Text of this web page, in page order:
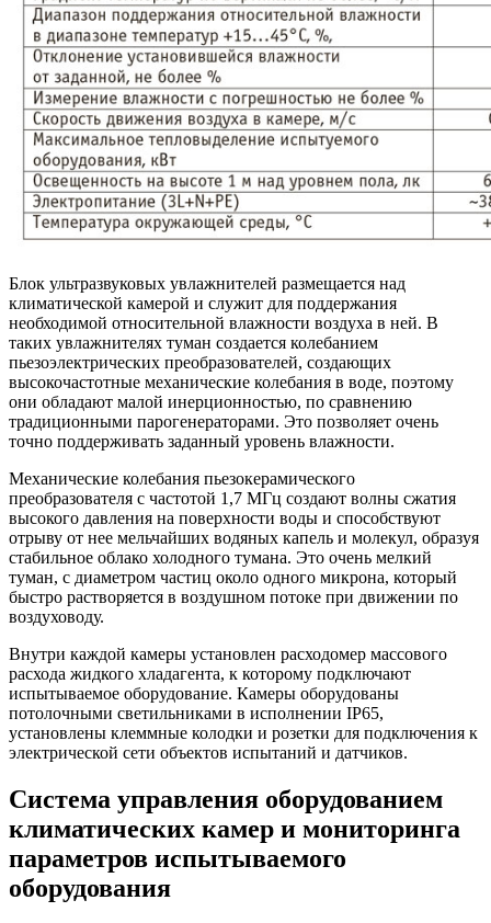
Блок ультразвуковых увлажнителей размещается над
климатической камерой и служит для поддержания
необходимой относительной влажности воздуха в ней. В
таких увлажнителях туман создается колебанием
пьезоэлектрических преобразователей, создающих
высокочастотные механические колебания в воде, поэтому
они обладают малой инерционностью, по сравнению
традиционными парогенераторами. Это позволяет очень
точно поддерживать заданный уровень влажности.
Механические колебания пьезокерамического
преобразователя с частотой 1,7 МГц создают волны сжатия
высокого давления на поверхности воды и способствуют
отрыву от нее мельчайших водяных капель и молекул, образуя
стабильное облако холодного тумана. Это очень мелкий
туман, с диаметром частиц около одного микрона, который
быстро растворяется в воздушном потоке при движении по
воздуховоду.
Внутри каждой камеры установлен расходомер массового
расхода жидкого хладагента, к которому подключают
испытываемое оборудование. Камеры оборудованы
потолочными светильниками в исполнении IP65,
установлены клеммные колодки и розетки для подключения к
электрической сети объектов испытаний и датчиков.
Система управления оборудованием
климатических камер и мониторинга
параметров испытываемого
оборудования